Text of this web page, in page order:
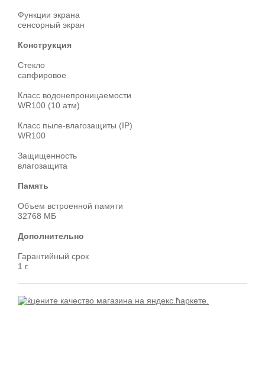
Функции экрана
сенсорный экран
Конструкция
Стекло
сапфировое
Класс водонепроницаемости
WR100 (10 атм)
Класс пыле-влагозащиты (IP)
WR100
Защищенность
влагозащита
Память
Объем встроенной памяти
32768 МБ
Дополнительно
Гарантийный срок
1 г.